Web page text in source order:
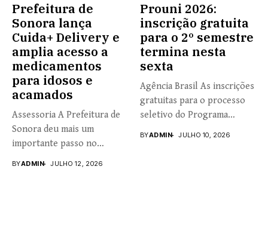
Prefeitura de
Sonora lança
Cuida+ Delivery e
amplia acesso a
medicamentos
para idosos e
acamados
Assessoria A Prefeitura de
Sonora deu mais um
importante passo no
BYADMIN JULHO 12, 2026
Prouni 2026:
inscrição gratuita
para o 2º semestre
termina nesta
sexta
Agência Brasil As inscrições
gratuitas para o processo
seletivo do Programa
BYADMIN JULHO 10, 2026